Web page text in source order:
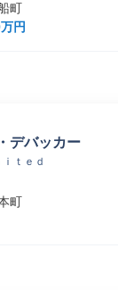
町
円
デバッカー
ｔｅｄ
町